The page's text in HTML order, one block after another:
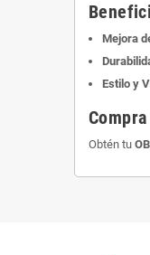
Mejora
Estilo y
Obtén tu